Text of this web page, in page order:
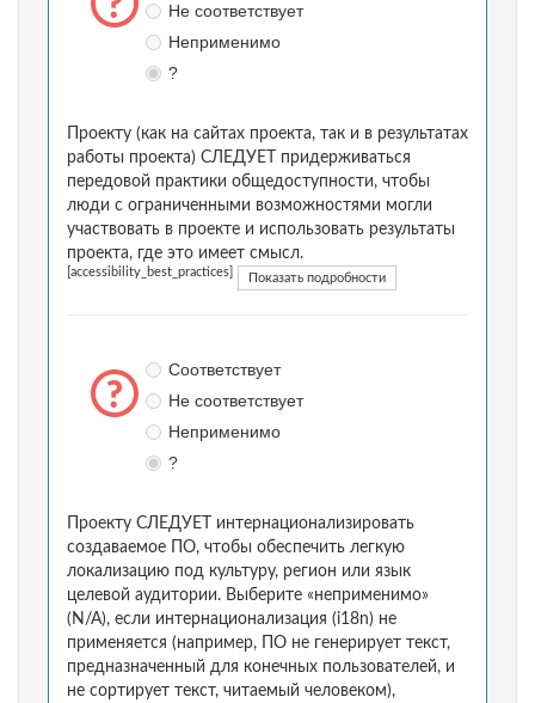
Не соответствует
Неприменимо
?
Проекту (как на сайтах проекта, так и в результатах
работы проекта) СЛЕДУЕТ придерживаться
передовой практики общедоступности, чтобы
люди с ограниченными возможностями могли
участвовать в проекте и использовать результаты
проекта, где это имеет смысл.
[accessibility_best_practices] Показать подробности
Соответствует
Не соответствует
Неприменимо
?
Проекту СЛЕДУЕТ интернационализировать
создаваемое ПО, чтобы обеспечить легкую
локализацию под культуру, регион или язык
целевой аудитории. Выберите «неприменимо»
(N/A), если интернационализация (i18n) не
применяется (например, ПО не генерирует текст,
предназначенный для конечных пользователей, и
не сортирует текст, читаемый человеком),